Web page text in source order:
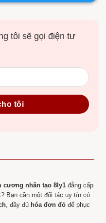
tôi sẽ gọi điện tư
cương nhân tạo 8ly1 đẳng cấp
Bạn cần một đối tác uy tín có
, đầy đủ hóa đơn đỏ để phục